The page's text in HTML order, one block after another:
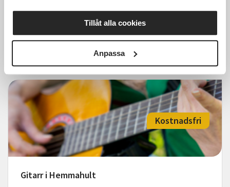
Tillåt alla cookies
Anpassa
Älmhult
tis 2026-09-08
6 Tillfällen
Läs mer och anmäl
Gitarr i Hemmahult
Kostnadsfri